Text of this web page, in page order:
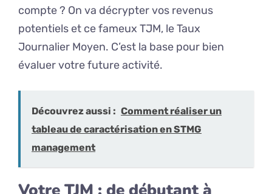
compte ? On va décrypter vos revenus
potentiels et ce fameux TJM, le Taux
Journalier Moyen. C’est la base pour bien
évaluer votre future activité.
Découvrez aussi : Comment réaliser un
tableau de caractérisation en STMG
management